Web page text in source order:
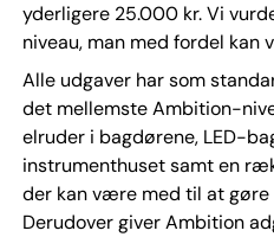
yderligere 25.000 kr. Vi
niveau, man med fordel kan
Alle udgaver har som
det mellemste Ambition-
elruder i bagdørene, LED-
instrumenthuset samt en
der kan være med til at
Derudover giver Ambition